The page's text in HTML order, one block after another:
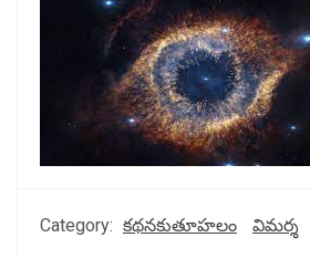
Category: కథనకుతూహలం విమర్శ